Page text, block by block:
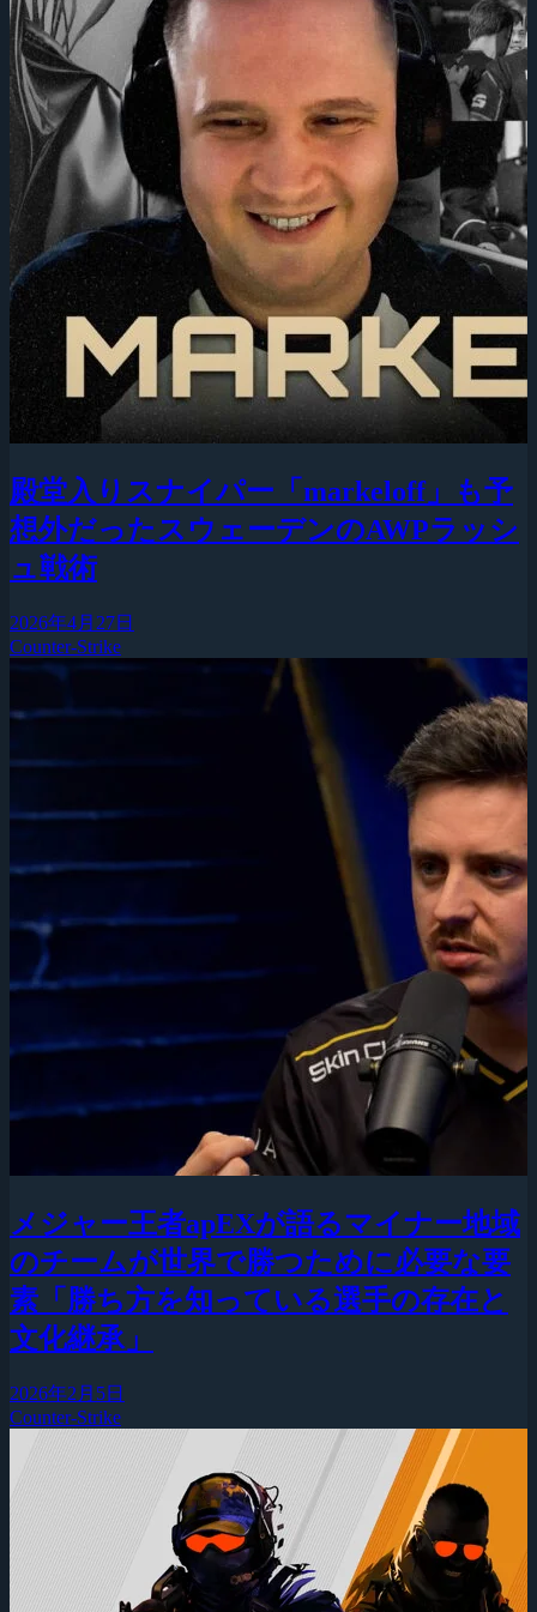
殿堂入りスナイパー「markeloff」も予
想外だったスウェーデンのAWPラッシ
ュ戦術
2026年4月27日
Counter-Strike
メジャー王者apEXが語るマイナー地域
のチームが世界で勝つために必要な要
素「勝ち方を知っている選手の存在と
文化継承」
2026年2月5日
Counter-Strike